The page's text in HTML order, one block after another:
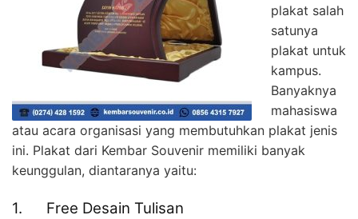
plakat salah
satunya
plakat untuk
kampus.
Banyaknya
mahasiswa
atau acara organisasi yang membutuhkan plakat jenis
ini. Plakat dari Kembar Souvenir memiliki banyak
keunggulan, diantaranya yaitu:
1. Free Desain Tulisan